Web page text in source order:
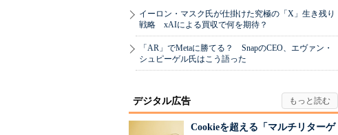
イーロン・マスク氏が仕掛けた究極の「X」生き残り
戦略 xAIによる買収で何を期待？
「AR」でMetaに勝てる？ SnapのCEO、エヴァン・
シュピーゲル氏はこう語った
デジタル広告
Cookieを超える「マルチリターゲ